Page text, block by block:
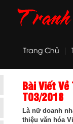
Trang Chủ
Bài Viết Về
T03/2018
Là nữ doanh
thiệu văn hóa